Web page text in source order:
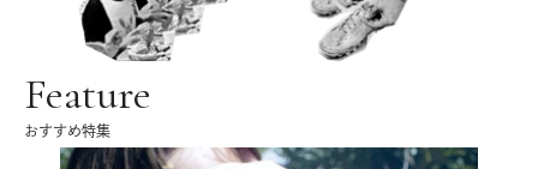
Feature
おすすめ特集